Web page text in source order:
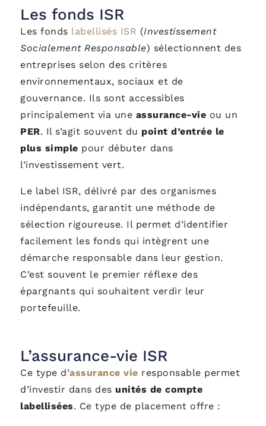
Les fonds ISR
Les fonds labellisés ISR (Investissement
Socialement Responsable) sélectionnent des
entreprises selon des critères
environnementaux, sociaux et de
gouvernance. Ils sont accessibles
principalement via une assurance-vie ou un
PER. Il s’agit souvent du point d’entrée le
plus simple pour débuter dans
l’investissement vert.
Le label ISR, délivré par des organismes
indépendants, garantit une méthode de
sélection rigoureuse. Il permet d’identifier
facilement les fonds qui intègrent une
démarche responsable dans leur gestion.
C’est souvent le premier réflexe des
épargnants qui souhaitent verdir leur
portefeuille.
L’assurance-vie ISR
Ce type d’assurance vie responsable permet
d’investir dans des unités de compte
labellisées. Ce type de placement offre :